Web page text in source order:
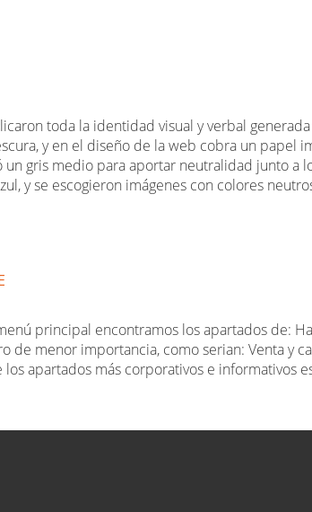
toda la identidad visual y verbal
y en el diseño de la web cobra un papel
gris medio para aportar neutralidad junto a
y se escogieron imágenes con colores
principal encontramos los apartados de:
de menor importancia, como serian: Venta y
apartados más corporativos e informativos